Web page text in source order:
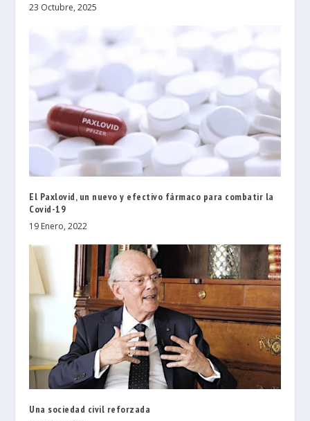
23 Octubre, 2025
El Paxlovid, un nuevo y efectivo fármaco para combatir la
Covid-19
19 Enero, 2022
Una sociedad civil reforzada